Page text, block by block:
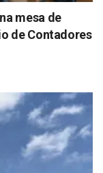
mesa de
de Contadores